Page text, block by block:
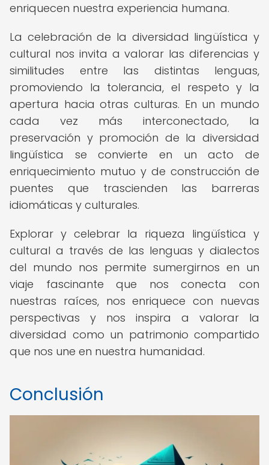
enriquecen nuestra experiencia humana.
La celebración de la diversidad lingüística y
cultural nos invita a valorar las diferencias y
similitudes entre las distintas lenguas,
promoviendo la tolerancia, el respeto y la
apertura hacia otras culturas. En un mundo
cada vez más interconectado, la
preservación y promoción de la diversidad
lingüística se convierte en un acto de
enriquecimiento mutuo y de construcción de
puentes que trascienden las barreras
idiomáticas y culturales.
Explorar y celebrar la riqueza lingüística y
cultural a través de las lenguas y dialectos
del mundo nos permite sumergirnos en un
viaje fascinante que nos conecta con
nuestras raíces, nos enriquece con nuevas
perspectivas y nos inspira a valorar la
diversidad como un patrimonio compartido
que nos une en nuestra humanidad.
Conclusión